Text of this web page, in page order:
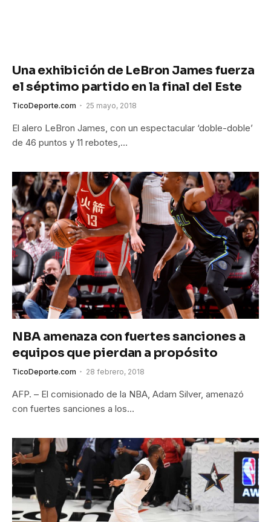
Una exhibición de LeBron James fuerza
el séptimo partido en la final del Este
TicoDeporte.com 25 mayo, 2018
El alero LeBron James, con un espectacular ‘doble-doble’
de 46 puntos y 11 rebotes,…
NBA amenaza con fuertes sanciones a
equipos que pierdan a propósito
TicoDeporte.com 28 febrero, 2018
AFP. – El comisionado de la NBA, Adam Silver, amenazó
con fuertes sanciones a los…